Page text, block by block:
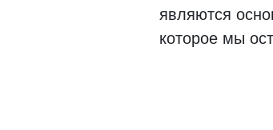
являются
которое мы